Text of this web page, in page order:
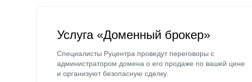
Услуга «Доменный брокер»
Специалисты Руцентра проведут переговоры с
администратором домена о его продаже по вашей цене
и организуют безопасную сделку.